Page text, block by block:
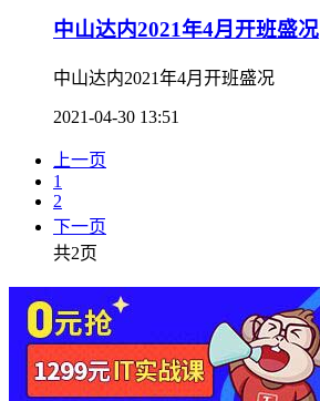
中山达内2021年4月开班盛况
中山达内2021年4月开班盛况
2021-04-30 13:51
上一页
1
2
下一页
共2页